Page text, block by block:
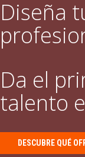
Diseña
Da el
talento
DESCUBRE QUÉ